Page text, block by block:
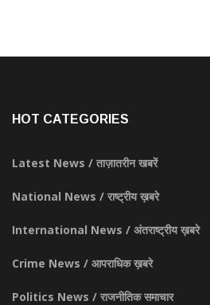
HOT CATEGORIES
Latest News / ताज़ातरीन खबरें
National News / राष्ट्रीय ख़बरे
International News / अंतराष्ट्रीय ख़बरे
Crime News / आपराधिक ख़बरे
Politics News / राजनीतिक समाचार